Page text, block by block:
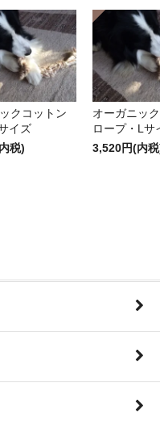
クコットン
イズ
税)
オーガニッ
ロープ・Lサ
3,520円(内